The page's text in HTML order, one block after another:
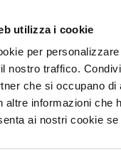
utilizza i cookie
per
nostro traffico.
che si occupano
altre informazioni che
ai nostri cookie
Service clients
Beach (Fl)> Doubletree
Doubletree
Boca Raton